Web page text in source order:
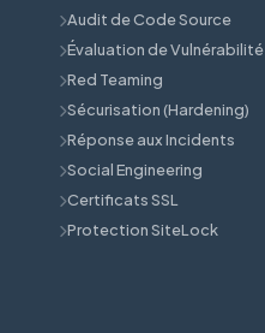
Audit de Code Source
Évaluation de Vulnérabilité
Red Teaming
Sécurisation (Hardening)
Réponse aux Incidents
Social Engineering
Certificats SSL
Protection SiteLock